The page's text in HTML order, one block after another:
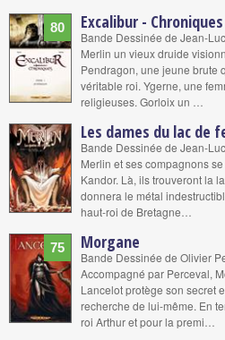
80 Excalibur -
Bande Dessinée de Jean-
Merlin un vieux druide
Pendragon, une jeune brute
véritable roi. Ygerne, une
religieuses. Gorloix un …
Les dames du lac de
Bande Dessinée de Jean-
Merlin et ses compagnons
Kandor. Là, ils trouveront la
donnera le métal
haut-roi de Bretagne…
75 Morgane
Bande Dessinée de Olivier
Accompagné par Perceval,
Lancelot protège son secret
recherche de lui-même. En
roi Arthur et pour la premi…